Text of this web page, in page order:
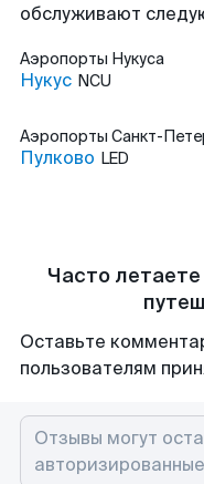
обслуживают
Аэропорты Нукуса
Нукус NCU
Аэропорты Санкт-
Пулково LED
Часто
Оставьте
пользователям